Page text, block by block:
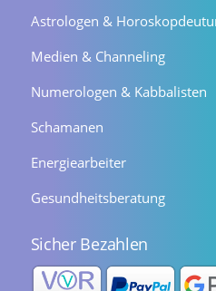
Astrologen &
Medien & Channeling
Numerologen & Kabbalisten
Schamanen
Energiearbeiter
Gesundheitsberatung
Sicher Bezahlen